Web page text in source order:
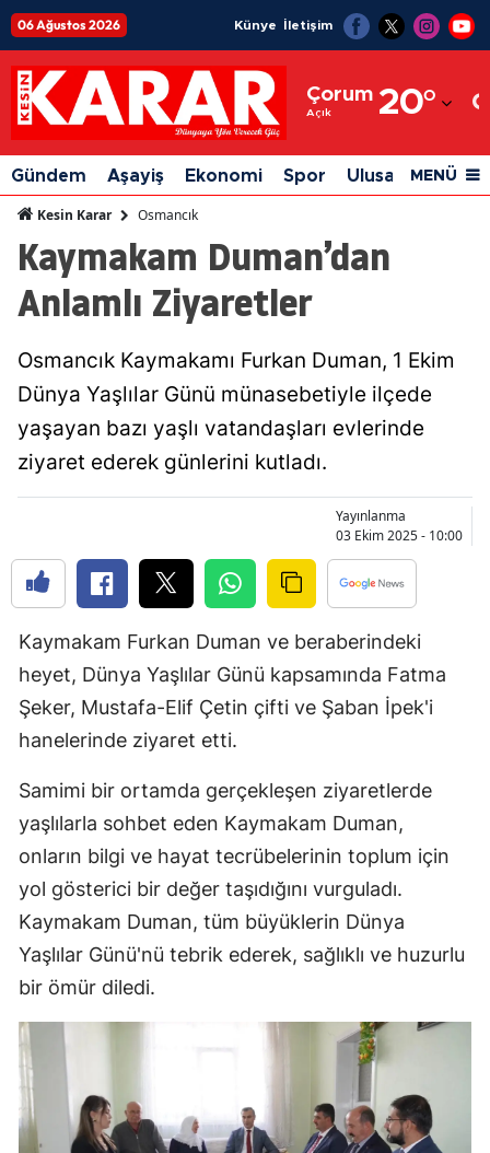
06 Ağustos 2026 Künye İletişim
Çorum
Açık 20°
Adıyaman
Afyonkarahisar
Ağrı
Amasya
Aydın
Bilecik
Bingöl
Bitlis
Bolu
Çanakkale
Çankırı
Çorum
Denizli
Diyarbakır
Elazığ
Erzincan
Erzurum
Gündem Aşayiş Ekonomi Spor Ulusal Siyaset
MENÜ
Kesin Karar Osmancık
Kaymakam Duman’dan
Anlamlı Ziyaretler
Osmancık Kaymakamı Furkan Duman, 1 Ekim
Dünya Yaşlılar Günü münasebetiyle ilçede
yaşayan bazı yaşlı vatandaşları evlerinde
ziyaret ederek günlerini kutladı.
Yayınlanma
03 Ekim 2025 - 10:00
Kaymakam Furkan Duman ve beraberindeki
heyet, Dünya Yaşlılar Günü kapsamında Fatma
Şeker, Mustafa-Elif Çetin çifti ve Şaban İpek'i
hanelerinde ziyaret etti.
Samimi bir ortamda gerçekleşen ziyaretlerde
yaşlılarla sohbet eden Kaymakam Duman,
onların bilgi ve hayat tecrübelerinin toplum için
yol gösterici bir değer taşıdığını vurguladı.
Kaymakam Duman, tüm büyüklerin Dünya
Yaşlılar Günü'nü tebrik ederek, sağlıklı ve huzurlu
bir ömür diledi.